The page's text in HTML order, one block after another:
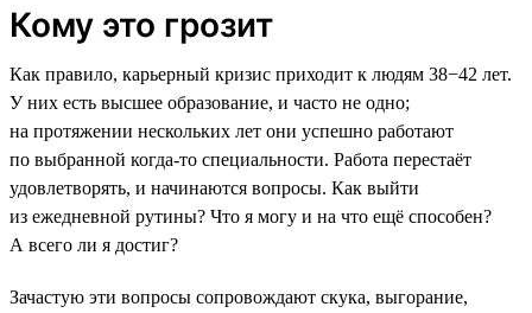
Кому это грозит
Как правило, карьерный кризис приходит к людям 38−42 лет.
У них есть высшее образование, и часто не одно;
на протяжении нескольких лет они успешно работают
по выбранной когда-то специальности. Работа перестаёт
удовлетворять, и начинаются вопросы. Как выйти
из ежедневной рутины? Что я могу и на что ещё способен?
А всего ли я достиг?
Зачастую эти вопросы сопровождают скука, выгорание,